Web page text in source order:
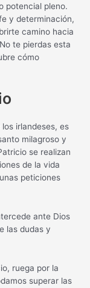
potencial pleno.
y determinación,
camino hacia
te pierdas esta
cómo
irlandeses, es
milagroso y
se realizan
de la vida
peticiones
ante Dios
las dudas y
ruega por la
superar las